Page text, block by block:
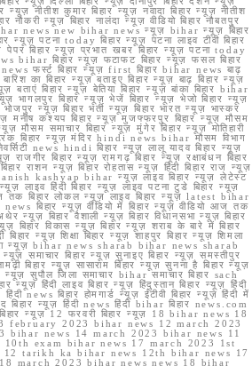
न्यूज़ नीतीश कुमार बिहार न्यूज़ नवादा बिहार न्यूज़ नीतीश
नौकरी न्यूज़ बिहार नालंदा न्यूज़ वीडियो बिहार नौबतपुर
news new bihar news न्यूज़ bihar न्यूज़ बिहार
न्यूज़ पटना today बिहार न्यूज़ पटना लाइव टीवी बिहार
पेपर बिहार न्यूज़ प्रभात खबर बिहार न्यूज़ पटना today
bihar बिहार न्यूज़ फटाफट बिहार न्यूज़ फसल बिहार
फर्स्ट बिहार न्यूज़ first बिहार bihar news बाढ़
का बिहार न्यूज़ बताइए बिहार न्यूज़ बाढ़ बिहार न्यूज़
बताएं बिहार न्यूज़ बेतिया बिहार न्यूज़ बांका बिहार bihar
भागलपुर बिहार न्यूज़ भेजें बिहार न्यूज़ भेजो बिहार न्यूज़
भोजपुर न्यूज़ बिहार भर्ती न्यूज़ बिहार भारत न्यूज़ भास्कर
मनीष कश्यप बिहार न्यूज़ मुजफ्फरपुर बिहार न्यूज़ मौसम
मौसम समाचार बिहार न्यूज़ मुंगेर बिहार न्यूज़ मोतिहारी
बिहार न्यूज़ मंदिर hindi news bihar मौसम विभाग
news hindi बिहार न्यूज़ लालू यादव बिहार न्यूज़
राजगीर बिहार न्यूज़ रामगढ़ बिहार न्यूज़ रक्षाबंधन बिहार
राशन न्यूज़ बिहार रोहतास न्यूज़ हिंदी बिहार राज न्यूज़
kashyap bihar न्यूज़ लाइव बिहार न्यूज़ लेटेस्ट
न्यूज़ लाइव हिंदी बिहार न्यूज़ लाइव पटना टुडे बिहार न्यूज़
तक बिहार लोकल न्यूज़ लाइव बिहार न्यूज़ latest bihar
बिहार न्यूज़ वीडियो में बिहार न्यूज़ वीडियो आज तक
न्यूज़ बिहार वैशाली न्यूज़ बिहार विधानसभा न्यूज़ बिहार
बिहार विकास न्यूज़ बिहार न्यूज़ शराब के बारे में बिहार
न्यूज़ शिक्षा बिहार न्यूज़ शाहपुर बिहार न्यूज़ शिमला
न्यूज़ bihar news sharab bihar news sharab
समाचार बिहार न्यूज़ सुनाइए बिहार न्यूज़ समस्तीपुर
बिहार न्यूज़ सासाराम बिहार न्यूज़ सुनना है बिहार न्यूज़
न्यूज़ सुपौल जिला समाचार bihar समाचार बिहार sach
न्यूज़ हिंदी लाइव बिहार न्यूज़ हिंदुस्तान बिहार न्यूज़ हिंदी
news बिहार होमगार्ड न्यूज़ ईटीवी बिहार न्यूज़ हिंदी में
बिहार न्यूज़ हिंदी news हिंदी bihar बिहार news.com
न्यूज़ 12 फरवरी बिहार न्यूज़ 18 bihar news 18
february 2023 bihar news 12 march 2023
bihar news 14 march 2023 bihar news 11
exam bihar news 17 march 2023 1st
tarikh ka bihar news 12th bihar news 17
march 2023 bihar news news 18 bihar